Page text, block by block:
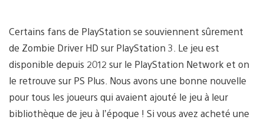
Certains fans de PlayStation se souviennent sûrement
de Zombie Driver HD sur PlayStation 3. Le jeu est
disponible depuis 2012 sur le PlayStation Network et on
le retrouve sur PS Plus. Nous avons une bonne nouvelle
pour tous les joueurs qui avaient ajouté le jeu à leur
bibliothèque de jeu à l’époque ! Si vous avez acheté une